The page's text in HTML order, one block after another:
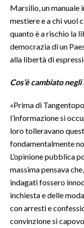
Marsilio, un manuale
mestiere e a chi vuol
quanto è a rischio la
democrazia di un
alla libertà di
Cos’è cambiato
«Prima di
l’informazione si
loro tolleravano
fondamentalmente
L’opinione pubblica
massima pensava
indagati fossero
inchiesta e delle
con arresti e
convinzione si